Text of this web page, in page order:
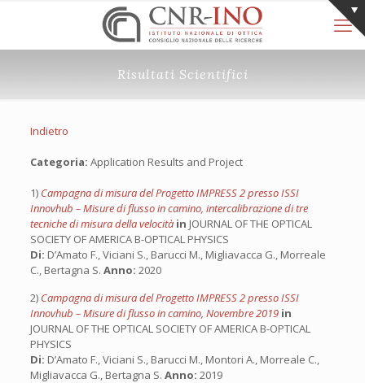
Risultati Scientifici
Indietro
Categoria: Application Results and Project
1) Campagna di misura del Progetto IMPRESS 2 presso ISSI
Innovhub – Misure di flusso in camino, intercalibrazione di tre
tecniche di misura della velocità in JOURNAL OF THE OPTICAL
SOCIETY OF AMERICA B-OPTICAL PHYSICS
Di: D’Amato F., Viciani S., Barucci M., Migliavacca G., Morreale
C., Bertagna S. Anno: 2020
2) Campagna di misura del Progetto IMPRESS 2 presso ISSI
Innovhub – Misure di flusso in camino, Novembre 2019 in
JOURNAL OF THE OPTICAL SOCIETY OF AMERICA B-OPTICAL
PHYSICS
Di: D’Amato F., Viciani S., Barucci M., Montori A., Morreale C.,
Migliavacca G., Bertagna S. Anno: 2019